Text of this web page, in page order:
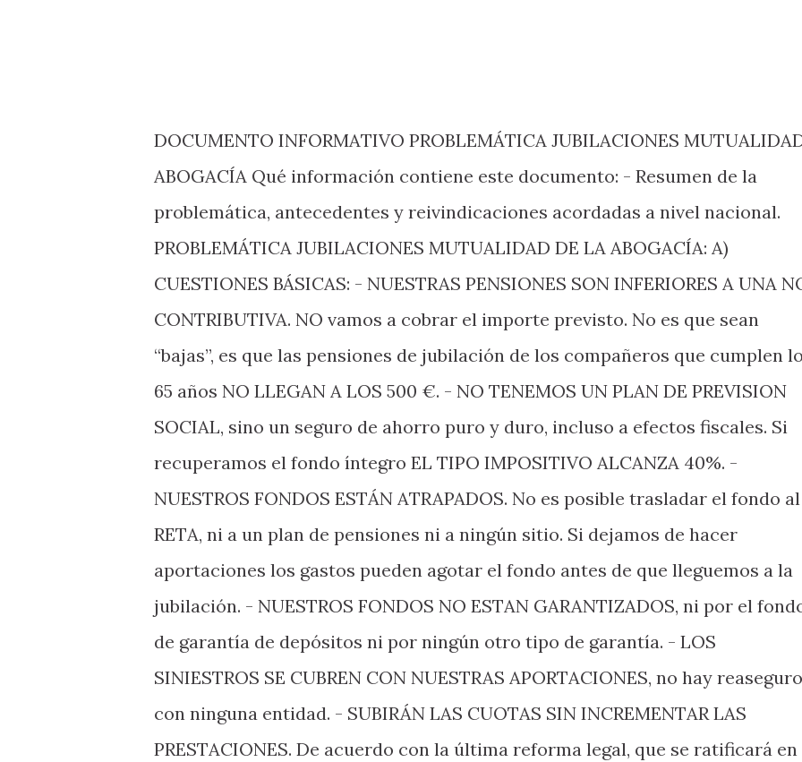
DOCUMENTO INFORMATIVO PROBLEMÁTICA JUBILACIONES
ABOGACÍA Qué información contiene este documento: - Resumen de la
problemática, antecedentes y reivindicaciones acordadas a nivel nacional.
PROBLEMÁTICA JUBILACIONES MUTUALIDAD DE LA ABOGACÍA: A)
CUESTIONES BÁSICAS: - NUESTRAS PENSIONES SON INFERIORES A UNA
CONTRIBUTIVA. NO vamos a cobrar el importe previsto. No es que sean
“bajas”, es que las pensiones de jubilación de los compañeros que cumplen
65 años NO LLEGAN A LOS 500 €. - NO TENEMOS UN PLAN DE PREVISION
SOCIAL, sino un seguro de ahorro puro y duro, incluso a efectos fiscales. Si
recuperamos el fondo íntegro EL TIPO IMPOSITIVO ALCANZA 40%. -
NUESTROS FONDOS ESTÁN ATRAPADOS. No es posible trasladar el fondo al
RETA, ni a un plan de pensiones ni a ningún sitio. Si dejamos de hacer
aportaciones los gastos pueden agotar el fondo antes de que lleguemos a la
jubilación. - NUESTROS FONDOS NO ESTAN GARANTIZADOS, ni por el
de garantía de depósitos ni por ningún otro tipo de garantía. - LOS
SINIESTROS SE CUBREN CON NUESTRAS APORTACIONES, no hay reaseguro
con ninguna entidad. - SUBIRÁN LAS CUOTAS SIN INCREMENTAR LAS
PRESTACIONES. De acuerdo con la última reforma legal, que se ratificará en